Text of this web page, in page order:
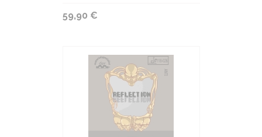
59,90 €